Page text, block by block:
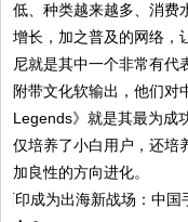
低、种类越来越多、消费
增长，加之普及的网络，
尼就是其中一个非常有代
附带文化软输出，他们对
Legends》就是其最为成
仅培养了小白用户，还培
加良性的方向进化。